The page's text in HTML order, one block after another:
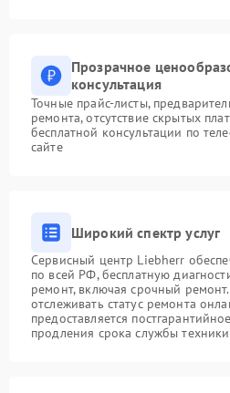
Прозрачное
консультация
Точные прайс-листы,
ремонта, отсутствие скрытых
бесплатной консультации по
сайте
Широкий спектр услуг
Сервисный центр Liebherr
по всей РФ, бесплатную
ремонт, включая срочный
отслеживать статус ремонта
предоставляется
продления срока службы техники